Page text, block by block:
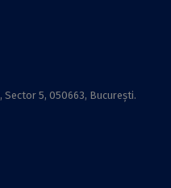
Sector 5, 050663, Bucureşti.